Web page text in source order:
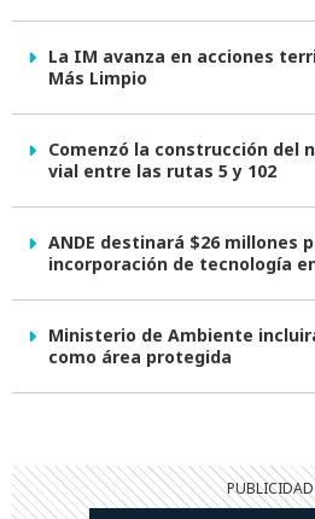
La IM avanza en acciones
Más Limpio
Comenzó la construcción del
vial entre las rutas 5 y 102
ANDE destinará $26 millones
incorporación de tecnología
Ministerio de Ambiente
como área protegida